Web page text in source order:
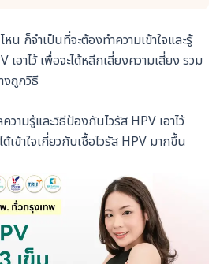
หน ก็จำเป็นที่จะต้องทำความเข้าใจและรู้
เอาไว้ เพื่อจะได้หลีกเลี่ยงความเสี่ยง รวม
งถูกวิธี
ามรู้และวิธีป้องกันไวรัส HPV เอาไว้
เข้าใจเกี่ยวกับเชื้อไวรัส HPV มากขึ้น